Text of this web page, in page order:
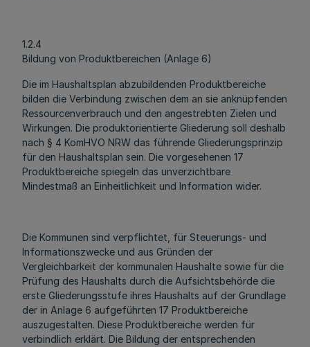
1.2.4
Bildung von Produktbereichen (Anlage 6)
Die im Haushaltsplan abzubildenden Produktbereiche
bilden die Verbindung zwischen dem an sie anknüpfenden
Ressourcenverbrauch und den angestrebten Zielen und
Wirkungen. Die produktorientierte Gliederung soll deshalb
nach § 4 KomHVO NRW das führende Gliederungsprinzip
für den Haushaltsplan sein. Die vorgesehenen 17
Produktbereiche spiegeln das unverzichtbare
Mindestmaß an Einheitlichkeit und Information wider.
Die Kommunen sind verpflichtet, für Steuerungs- und
Informationszwecke und aus Gründen der
Vergleichbarkeit der kommunalen Haushalte sowie für die
Prüfung des Haushalts durch die Aufsichtsbehörde die
erste Gliederungsstufe ihres Haushalts auf der Grundlage
der in Anlage 6 aufgeführten 17 Produktbereiche
auszugestalten. Diese Produktbereiche werden für
verbindlich erklärt. Die Bildung der entsprechenden